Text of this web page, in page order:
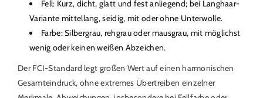
Fell: Kurz, dicht, glatt und fest anliegend; bei Langhaar-
Variante mittellang, seidig, mit oder ohne Unterwolle.
Farbe: Silbergrau, rehgrau oder mausgrau, mit möglichst
wenig oder keinen weißen Abzeichen.
Der FCI-Standard legt großen Wert auf einen harmonischen
Gesamteindruck, ohne extremes Übertreiben einzelner